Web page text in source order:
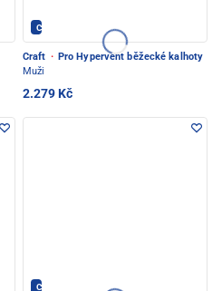
CRAFT - PEC POD SNĚŽKOU
Craft · Pro Hypervent běžecké kalhoty
Muži
2.279 Kč
CRAFT - PEC POD SNĚŽKOU